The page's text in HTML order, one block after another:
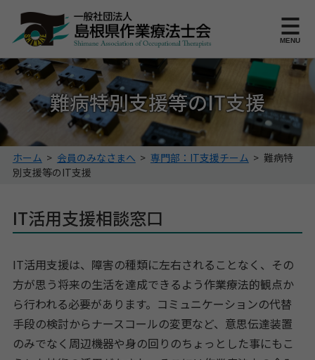
このページの本文へ
MENU
難病特別支援等のIT支援
こ
の
ジ
の
置:
ホーム > 会員のみなさまへ > 専門部：IT支援チーム > 難病特
別支援等のIT支援
IT活用支援相談窓口
IT活用支援は、障害の種類に左右されることなく、その
方が思う将来の生活を達成できるよう作業療法的観点か
ら行われる必要があります。コミュニケーションの代替
手段の検討からナースコールの変更など、意思伝達装置
のみでなく周辺機器や身の回りのちょっとした事にもこ